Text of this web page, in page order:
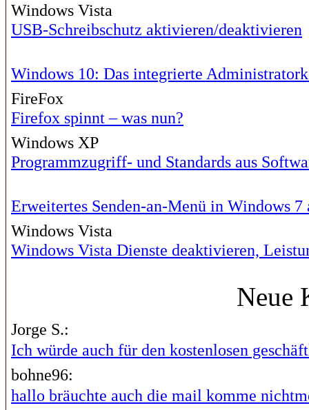
Windows Vista
USB-Schreibschutz aktivieren/deaktivieren
Windows 10: Das integrierte
FireFox
Firefox spinnt – was nun?
Windows XP
Programmzugriff- und Standards aus
Erweitertes Senden-an-Menü in Windows 7
Windows Vista
Windows Vista Dienste deaktivieren,
Neue
Jorge S.:
Ich würde auch für den kostenlosen
bohne96:
hallo bräuchte auch die mail komme